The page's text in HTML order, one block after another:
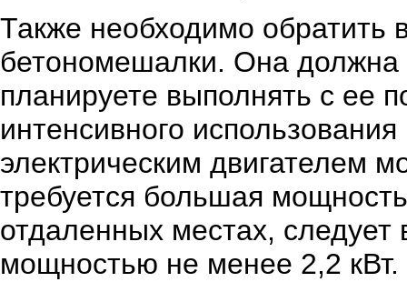
Также необходимо обратить
бетономешалки. Она должна
планируете выполнять с ее
интенсивного
электрическим двигателем
требуется большая
отдаленных местах,
мощностью не менее 2,2 кВт.